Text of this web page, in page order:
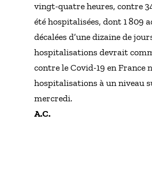
vingt-quatre heures, contre
été hospitalisées, dont 1 809
décalées d’une dizaine de
hospitalisations devrait
contre le Covid-19 en France
hospitalisations à un niveau
mercredi.
A.C.